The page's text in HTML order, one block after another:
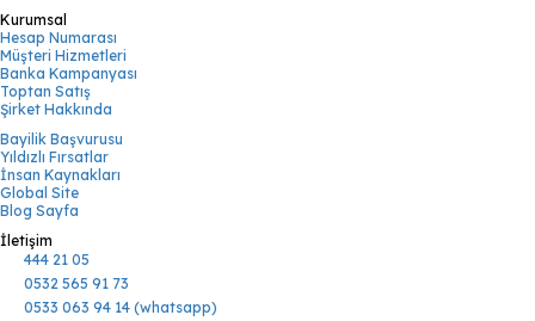
Kurumsal
Hesap Numarası
Müşteri Hizmetleri
Banka Kampanyası
Toptan Satış
Şirket Hakkında
Bayilik Başvurusu
Yıldızlı Fırsatlar
İnsan Kaynakları
Global Site
Blog Sayfa
İletişim
444 21 05
0532 565 91 73
0533 063 94 14 (whatsapp)